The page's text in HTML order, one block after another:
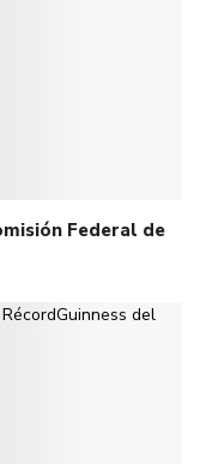
Federal de